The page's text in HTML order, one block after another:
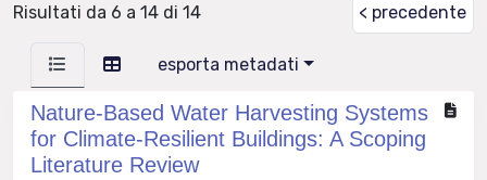
Risultati da 6 a 14 di 14 < precedente
esporta metadati
Nature-Based Water Harvesting Systems
for Climate-Resilient Buildings: A Scoping
Literature Review